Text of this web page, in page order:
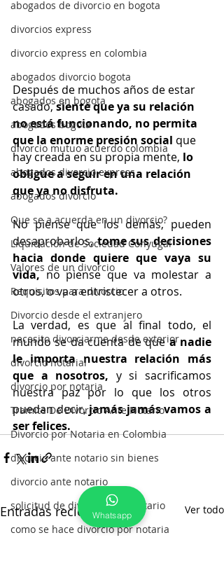
abogados de divorcio en bogota
divorcios express
divorcio express en colombia
abogados divorcio bogota
abogados en bogota
abogados bogota
divorcio mutuo acuerdo colombia
abogados divorcio express
abogados divorcio
Que se a acuerda en un divorcio?
Liquidación de Sociedad Conyugal
Valores de un divorcio
Requisitos para divorcio
Divorcio desde el extranjero
necesito divorciarme desde exterior
divorcio notarial
divorcio por notaria
Tramite De Divorcio Ante Notario
Divorcio por Notaria en Colombia
divorcio ante notario sin bienes
divorcio ante notario
solicitud de divorcio ante notario
como se hace divorcio por notaria
Después de muchos años de estar
casado, siente que ya su relación
no está funcionando, no permita
que la enorme presión social que
hay creada en su propia mente, lo
obligue a seguir en una relación
que ya no disfruta.
No piense que los demás, pueden
desaprobarlos, tome sus decisiones
hacia donde quiere que vaya su
vida, no piense que va molestar a
otros, o va a entristecer a otros.
La verdad, es que al final todo, el
mundo se da cuenta de que a nadie
le importa nuestra relación más
que a nosotros, y si sacrificamos
nuestra paz por lo que los otros
puedan decir, jamás jamás vamos a
ser felices.
Entradas recientes Ver todo
Whatsapp